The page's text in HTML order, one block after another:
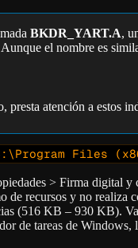
BKDR_YART.A,
el nombre es
presta atención a estos
Files
> Firma digital
de recursos y no realiza
(516 KB – 930 KB).
de tareas de